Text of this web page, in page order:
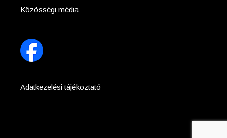
Közösségi média
Adatkezelési tájékoztató